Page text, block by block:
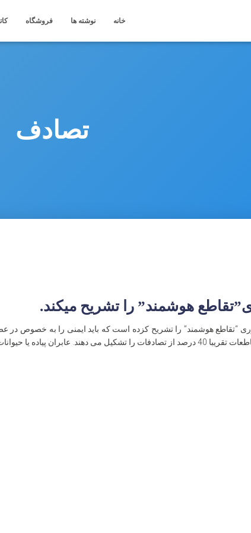
خانه نوشته ها فروشگاه
تصادف
هوشمند” را تشریح میکند.
“تقاطع هوشمند” را تشریح کزده است که باید ایمنی را به خصوص در
یا حیوانات می توانند وارد خیابان